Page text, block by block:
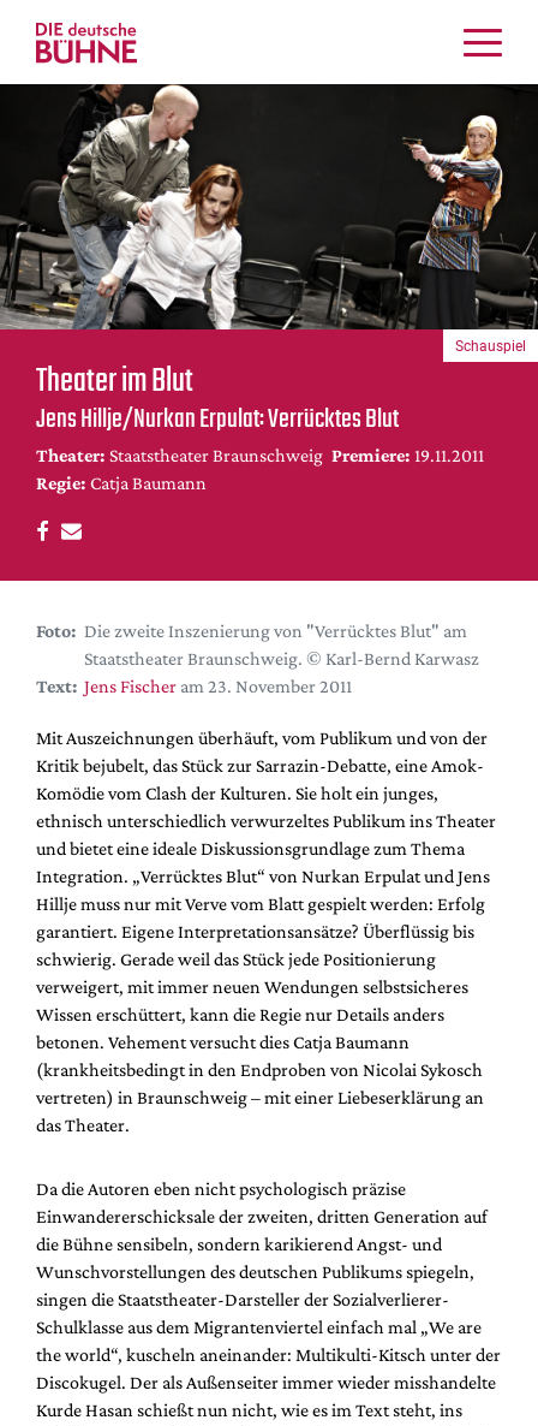
Kritiken
Schauspiel
Musiktheater
Tanz
Crossover
Bühnenwelt
Festivals & Veranstaltungen
Menschen & Theater
Themen
Internationales
Nachrufe
DdB-map
Premierensuche
Festival-Planer
Alle Hefte
Leseproben
Podcast
Service
Shop / Abo
Newsletter
Redaktion
Autor:innen
Partner
Mediadaten
Suche
Theater im Blut
Jens Hillje/Nurkan Erpulat: Verrücktes Blut
Theater: Staatstheater Braunschweig Premiere: 19.11.2011
Regie: Catja Baumann
Schauspiel
Foto: Die zweite Inszenierung von "Verrücktes Blut" am
Staatstheater Braunschweig. © Karl-Bernd Karwasz
Text: Jens Fischer am 23. November 2011
Mit Auszeichnungen überhäuft, vom Publikum und von der
Kritik bejubelt, das Stück zur Sarrazin-Debatte, eine Amok-
Komödie vom Clash der Kulturen. Sie holt ein junges,
ethnisch unterschiedlich verwurzeltes Publikum ins Theater
und bietet eine ideale Diskussionsgrundlage zum Thema
Integration. „Verrücktes Blut“ von Nurkan Erpulat und Jens
Hillje muss nur mit Verve vom Blatt gespielt werden: Erfolg
garantiert. Eigene Interpretationsansätze? Überflüssig bis
schwierig. Gerade weil das Stück jede Positionierung
verweigert, mit immer neuen Wendungen selbstsicheres
Wissen erschüttert, kann die Regie nur Details anders
betonen. Vehement versucht dies Catja Baumann
(krankheitsbedingt in den Endproben von Nicolai Sykosch
vertreten) in Braunschweig – mit einer Liebeserklärung an
das Theater.
Da die Autoren eben nicht psychologisch präzise
Einwandererschicksale der zweiten, dritten Generation auf
die Bühne sensibeln, sondern karikierend Angst- und
Wunschvorstellungen des deutschen Publikums spiegeln,
singen die Staatstheater-Darsteller der Sozialverlierer-
Schulklasse aus dem Migrantenviertel einfach mal „We are
the world“, kuscheln aneinander: Multikulti-Kitsch unter der
Discokugel. Der als Außenseiter immer wieder misshandelte
Kurde Hasan schießt nun nicht, wie es im Text steht, ins